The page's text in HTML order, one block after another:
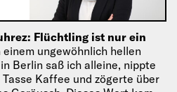
Flüchtling ist nur ein
einem ungewöhnlich hellen
Berlin saß ich alleine, nippte
Kaffee und zögerte über